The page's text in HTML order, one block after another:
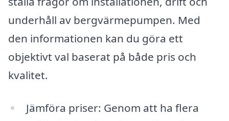
underhåll av bergvärmepumpen. Med
den informationen kan du göra ett
objektivt val baserat på både pris och
kvalitet.
Jämföra priser: Genom att ha flera